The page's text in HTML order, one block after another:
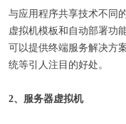
与应用程序共享技术不同
虚拟机模板和自动部署功
可以提供终端服务解决方
统等引人注目的好处。
2、服务器虚拟机